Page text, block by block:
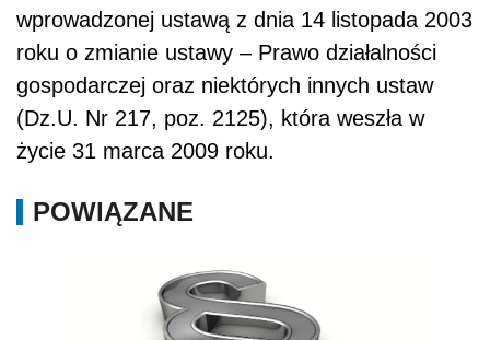
wprowadzonej ustawą z dnia 14 listopada 2003
roku o zmianie ustawy – Prawo działalności
gospodarczej oraz niektórych innych ustaw
(Dz.U. Nr 217, poz. 2125), która weszła w
życie 31 marca 2009 roku.
POWIĄZANE